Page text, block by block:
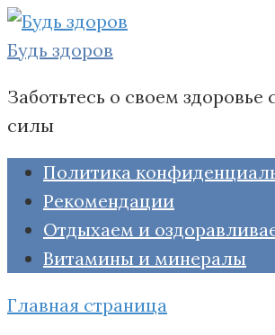
Перейти
к
Будь здоров
Заботьтесь о своем
силы
Политика
Рекомендации
Отдыхаем и
Витамины и минералы
Главная страница